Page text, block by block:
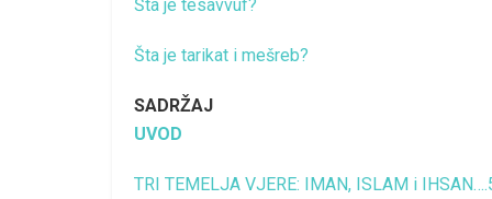
Šta je tesavvuf?
Šta je tarikat i mešreb?
SADRŽAJ
UVOD
TRI TEMELJA VJERE: IMAN, ISLAM i